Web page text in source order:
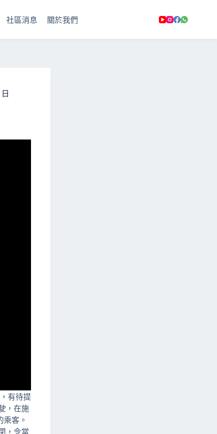
社區消息 關於我們
有待提
，在施
客。
，令當